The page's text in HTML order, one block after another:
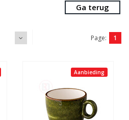
Ga terug
Page: 1
Aanbieding